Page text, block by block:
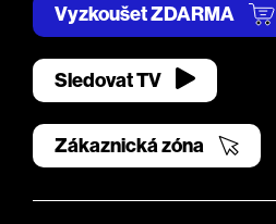
Vyzkoušet ZDARMA
Sledovat TV
Zákaznická zóna